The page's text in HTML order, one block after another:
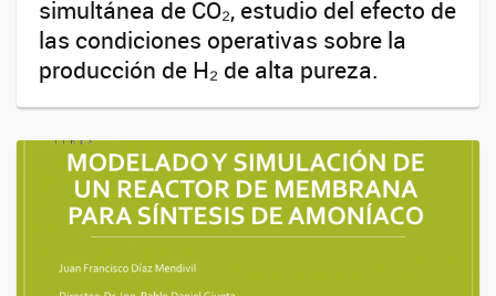
simultánea de CO₂, estudio del efecto de
las condiciones operativas sobre la
producción de H₂ de alta pureza.